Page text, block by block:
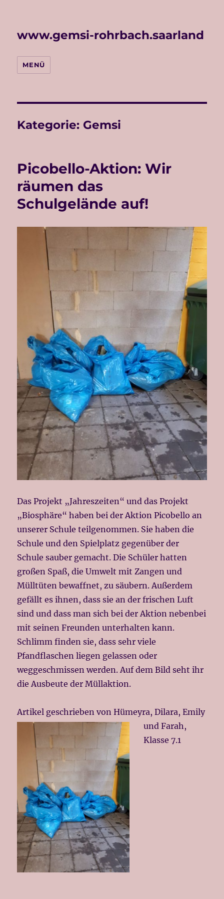
www.gemsi-rohrbach.saarland
MENÜ
Kategorie: Gemsi
Picobello-Aktion: Wir
räumen das
Schulgelände auf!
Das Projekt „Jahreszeiten“ und das Projekt
„Biosphäre“ haben bei der Aktion Picobello an
unserer Schule teilgenommen. Sie haben die
Schule und den Spielplatz gegenüber der
Schule sauber gemacht. Die Schüler hatten
großen Spaß, die Umwelt mit Zangen und
Mülltüten bewaffnet, zu säubern. Außerdem
gefällt es ihnen, dass sie an der frischen Luft
sind und dass man sich bei der Aktion nebenbei
mit seinen Freunden unterhalten kann.
Schlimm finden sie, dass sehr viele
Pfandflaschen liegen gelassen oder
weggeschmissen werden. Auf dem Bild seht ihr
die Ausbeute der Müllaktion.
Artikel geschrieben von Hümeyra, Dilara, Emily
und Farah,
Klasse 7.1